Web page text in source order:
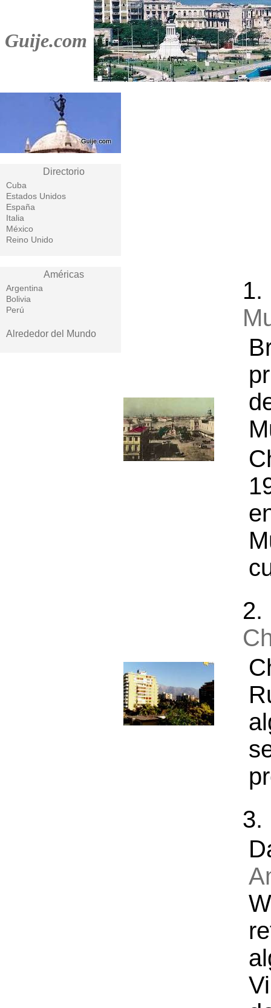
Guije.com
Directorio
Cuba
Estados Unidos
España
Italia
México
Reino Unido
Américas
Argentina
Bolivia
Perú
Alrededor del Mundo
3.